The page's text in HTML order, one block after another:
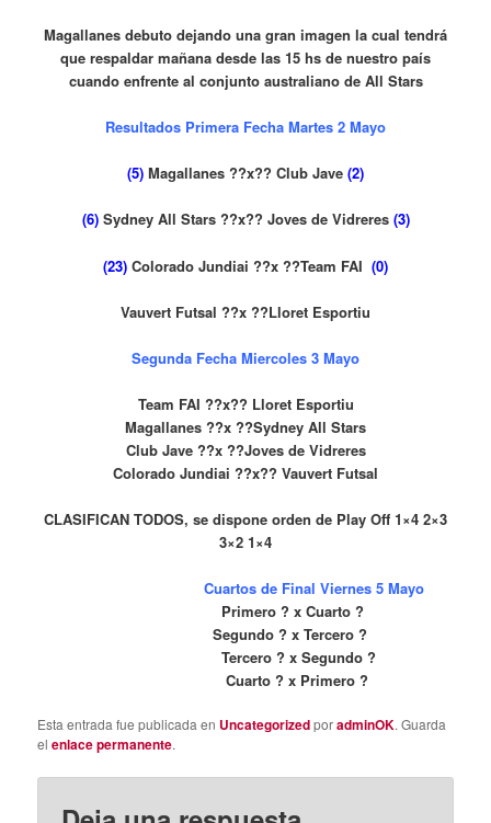
Magallanes debuto dejando una gran imagen la cual tendrá
que respaldar mañana desde las 15 hs de nuestro país
cuando enfrente al conjunto australiano de All Stars
Resultados Primera Fecha Martes 2 Mayo
(5) Magallanes ??x?? Club Jave (2)
(6)Sydney All Stars ??x?? Joves de Vidreres(3)
(23) Colorado Jundiai ??x ??Team FAI (0)
Vauvert Futsal ??x ??Lloret Esportiu
Segunda Fecha Miercoles 3 Mayo
Team FAI ??x?? Lloret Esportiu
Magallanes ??x ??Sydney All Stars
Club Jave ??x ??Joves de Vidreres
Colorado Jundiai ??x?? Vauvert Futsal
CLASIFICAN TODOS, se dispone orden de Play Off 1×4 2×3
3×2 1×4
Cuartos de Final Viernes 5 Mayo
Primero ?️ x Cuarto ?️
Segundo ?️ x Tercero ?️
Tercero ?️ x Segundo ?️
Cuarto ?️ x Primero ?️
Esta entrada fue publicada en UncategorizedporadminOK. Guarda
elenlace permanente.